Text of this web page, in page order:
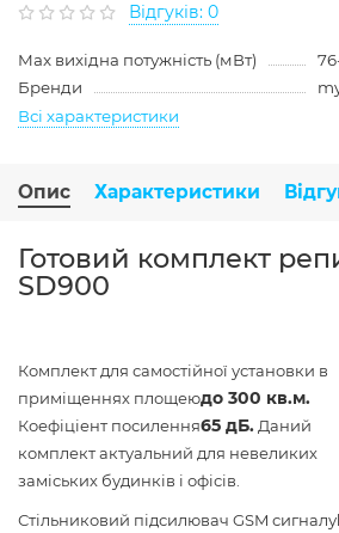
Відгуків: 0
Max вихідна потужність (мВт)
Бренди
Всі характеристики
Опис Характеристики
Готовий комплект
SD900
Комплект для самостійної установки в
приміщеннях площеюдо 300 кв.м.
Коефіціент посилення65 дБ.Даний
комплект актуальний для невеликих
заміських будинків і офісів.
Стільниковий підсилювач GSM сигналу